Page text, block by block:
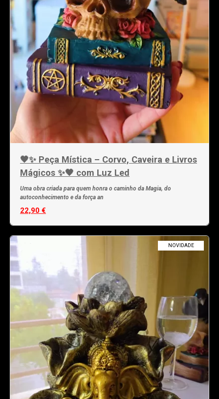
🖤✨ Peça Mística – Corvo, Caveira e Livros
Mágicos ✨🖤 com Luz Led
Uma obra criada para quem honra o caminho da Magia, do
autoconhecimento e da força an
22,90 €
NOVIDADE